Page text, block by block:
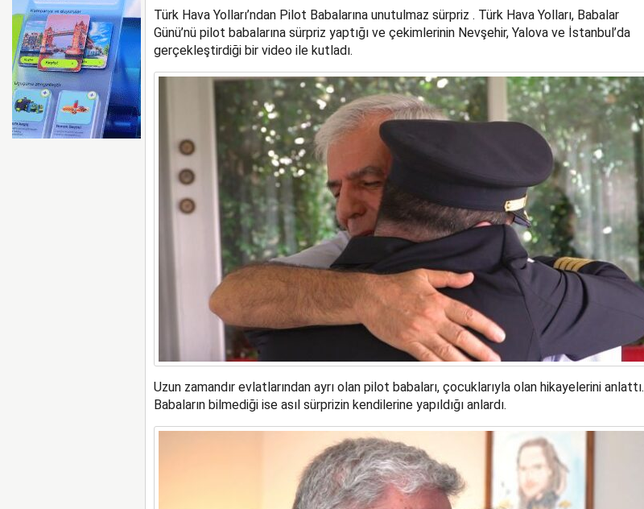
ARIZALAN UÇAĞI OTOYOLA İNDİRDİ
Türk Hava Yolları’ndan Pilot Babalarına unutulmaz sürpriz . Türk Hava Yolları, Babalar
Günü’nü pilot babalarına sürpriz yaptığı ve çekimlerinin Nevşehir, Yalova ve İstanbul’da
gerçekleştirdiği bir video ile kutladı.
Uzun zamandır evlatlarından ayrı olan pilot babaları, çocuklarıyla olan hikayelerini anlattı.
Babaların bilmediği ise asıl sürprizin kendilerine yapıldığı anlardı.